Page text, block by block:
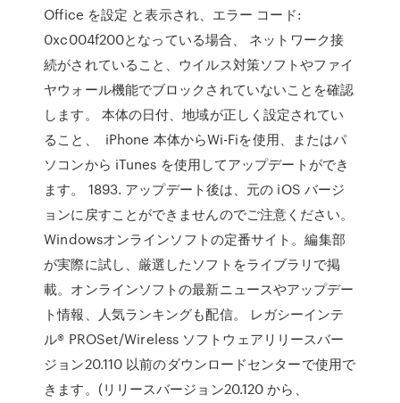
Office を設定 と表示され、エラー コード:
0xc004f200となっている場合、 ネットワーク接
続がされていること、ウイルス対策ソフトやファイ
ヤウォール機能でブロックされていないことを確認
します。 本体の日付、地域が正しく設定されてい
ること、 iPhone 本体からWi-Fiを使用、またはパ
ソコンから iTunes を使用してアップデートができ
ます。 1893. アップデート後は、元の iOS バージ
ョンに戻すことができませんのでご注意ください。
Windowsオンラインソフトの定番サイト。編集部
が実際に試し、厳選したソフトをライブラリで掲
載。オンラインソフトの最新ニュースやアップデー
ト情報、人気ランキングも配信。 レガシーインテ
ル® PROSet/Wireless ソフトウェアリリースバー
ジョン20.110 以前のダウンロードセンターで使用で
きます。(リリースバージョン20.120 から、